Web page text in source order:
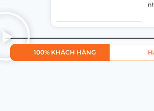
100% KHÁCH HÀNG